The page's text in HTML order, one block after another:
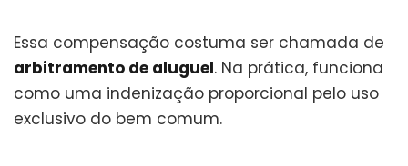
Essa compensação costuma ser chamada de
arbitramento de aluguel. Na prática, funciona
como uma indenização proporcional pelo uso
exclusivo do bem comum.